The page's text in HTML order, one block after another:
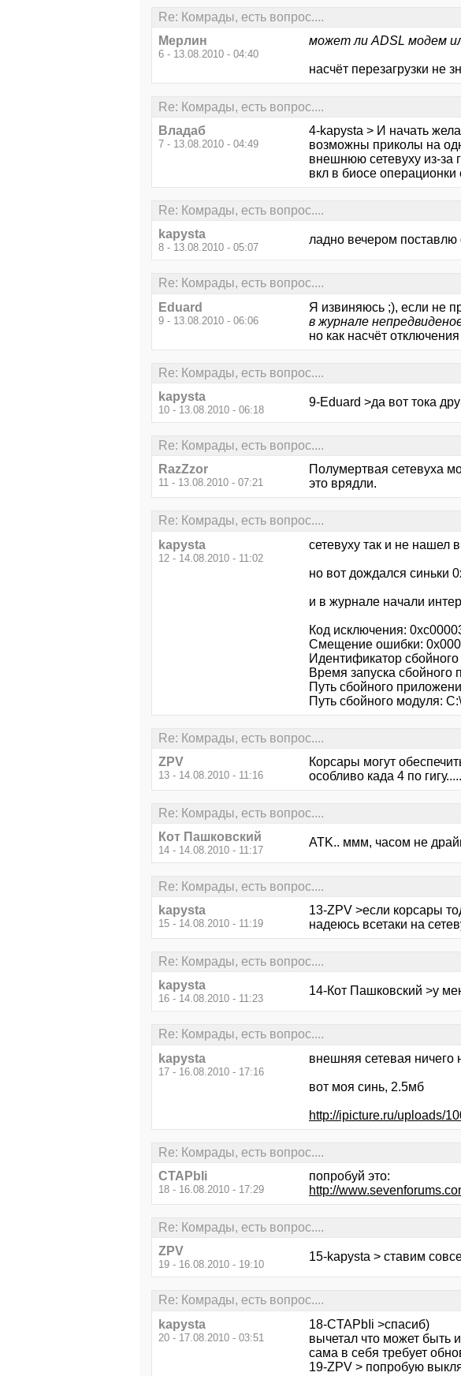
Re: Комрады, есть вопрос....
Мерлин
6 - 13.08.2010 - 04:40
может ли ADSL модем
насчёт перезагрузки не
Re: Комрады, есть вопрос....
Владаб
7 - 13.08.2010 - 04:49
4-kapysta > И начать
возможны приколы на
внешнюю сетевуху из-за
вкл в биосе операционки
Re: Комрады, есть вопрос....
kapysta
8 - 13.08.2010 - 05:07
ладно вечером
Re: Комрады, есть вопрос....
Eduard
9 - 13.08.2010 - 06:06
Я извиняюсь ;), если не
в журнале
но как насчёт
Re: Комрады, есть вопрос....
kapysta
10 - 13.08.2010 - 06:18
9-Eduard >да вот тока
Re: Комрады, есть вопрос....
RazZzor
11 - 13.08.2010 - 07:21
Полумертвая сетевуха
это врядли.
Re: Комрады, есть вопрос....
kapysta
12 - 14.08.2010 - 11:02
сетевуху так и не нашел
но вот дождался синьки
и в журнале начали
Код исключения:
Смещение ошибки:
Идентификатор
Время запуска
Путь сбойного
Путь сбойного модуля:
Re: Комрады, есть вопрос....
ZPV
13 - 14.08.2010 - 11:16
Корсары могут
особливо када 4 по
Re: Комрады, есть вопрос....
Кот Пашковский
14 - 14.08.2010 - 11:17
ATK.. ммм, часом не
Re: Комрады, есть вопрос....
kapysta
15 - 14.08.2010 - 11:19
13-ZPV >если корсары
надеюсь всетаки на
Re: Комрады, есть вопрос....
kapysta
16 - 14.08.2010 - 11:23
14-Кот Пашковский >у
Re: Комрады, есть вопрос....
kapysta
17 - 16.08.2010 - 17:16
внешняя сетевая ничего
вот моя синь, 2.5мб
http://ipicture.ru/uploads/
Re: Комрады, есть вопрос....
CTAPbIi
18 - 16.08.2010 - 17:29
попробуй это:
http://
Re: Комрады, есть вопрос....
ZPV
19 - 16.08.2010 - 19:10
15-kapysta > ставим
Re: Комрады, есть вопрос....
kapysta
20 - 17.08.2010 - 03:51
18-CTAPbIi >спасиб)
вычетал что может быть
сама в себя требует
19-ZPV > попробую